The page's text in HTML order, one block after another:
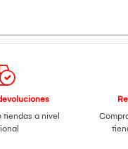
tiendas a nivel